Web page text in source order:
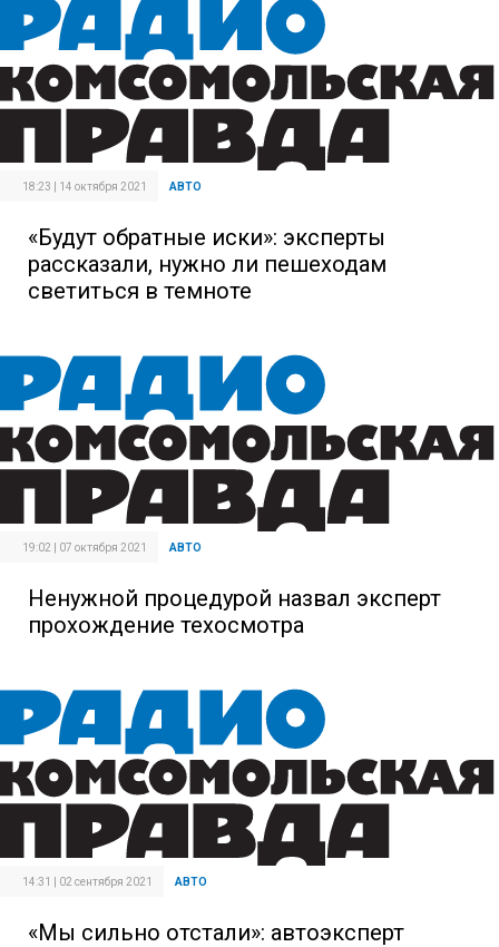
18:23 | 14 октября 2021 АВТО
«Будут обратные иски»: эксперты
рассказали, нужно ли пешеходам
светиться в темноте
19:02 | 07 октября 2021 АВТО
Ненужной процедурой назвал эксперт
прохождение техосмотра
14:31 | 02 сентября 2021 АВТО
«Мы сильно отстали»: автоэксперт